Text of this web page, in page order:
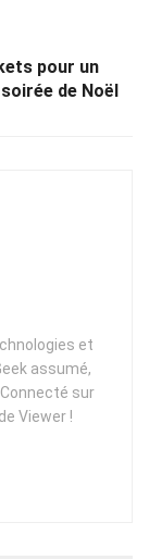
pour un
de Noël
et
assumé,
sur
Viewer !